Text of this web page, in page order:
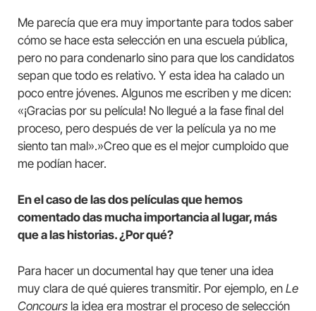
Me parecía que era muy importante para todos saber
cómo se hace esta selección en una escuela pública,
pero no para condenarlo sino para que los candidatos
sepan que todo es relativo. Y esta idea ha calado un
poco entre jóvenes. Algunos me escriben y me dicen:
«¡Gracias por su película! No llegué a la fase final del
proceso, pero después de ver la película ya no me
siento tan mal».»Creo que es el mejor cumploido que
me podían hacer.
En el caso de las dos películas que hemos
comentado das mucha importancia al lugar, más
que a las historias. ¿Por qué?
Para hacer un documental hay que tener una idea
muy clara de qué quieres transmitir. Por ejemplo, en Le
Concours la idea era mostrar el proceso de selección